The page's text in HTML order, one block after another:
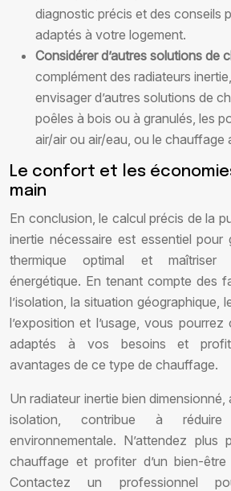
diagnostic précis et des conseils
adaptés à votre logement.
Considérer d’autres solutions de
complément des radiateurs
envisager d’autres solutions de
poêles à bois ou à granulés, les
air/air ou air/eau, ou le chauffage
Le confort et les
main
En conclusion, le calcul précis de la
inertie nécessaire est essentiel pour
thermique optimal et maîtriser
énergétique. En tenant compte des
l’isolation, la situation géographique,
l’exposition et l’usage, vous pourrez
adaptés à vos besoins et
avantages de ce type de chauffage.
Un radiateur inertie bien
isolation, contribue à réduire
environnementale. N’attendez plus
chauffage et profiter d’un bien-
Contactez un professionnel